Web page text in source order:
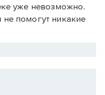
уже невозможно.
не помогут никакие